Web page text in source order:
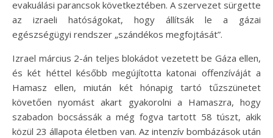
evakuálási parancsok következtében. A szervezet sürgette
az izraeli hatóságokat, hogy állítsák le a gázai
egészségügyi rendszer „szándékos megfojtását”.
Izrael március 2-án teljes blokádot vezetett be Gáza ellen,
és két héttel később megújította katonai offenzíváját a
Hamasz ellen, miután két hónapig tartó tűzszünetet
követően nyomást akart gyakorolni a Hamaszra, hogy
szabadon bocsássák a még fogva tartott 58 túszt, akik
közül 23 állapota életben van. Az intenzív bombázások után